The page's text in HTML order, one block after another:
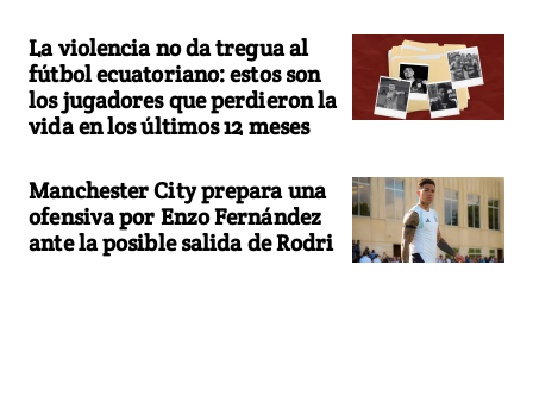
La violencia no da tregua al
fútbol ecuatoriano: estos son
los jugadores que perdieron la
vida en los últimos 12 meses
Manchester City prepara una
ofensiva por Enzo Fernández
ante la posible salida de Rodri